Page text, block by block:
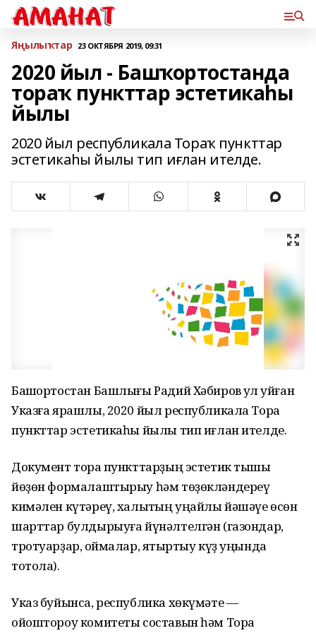
Яңылыҡтар 23 ОКТЯБРЯ 2019, 09:31
2020 йыл - Башҡортостанда
тораҡ пункттар эстетикаһы
йылы
2020 йыл республикала Тораҡ пункттар
эстетикаһы йылы тип иғлан ителде.
Башҡортостан Башлығы Радий Хәбиров ҡул ҡуйған
Указға ярашлы, 2020 йыл республикала Тораҡ
пункттар эстетикаһы йылы тип иғлан ителде.
Документ тораҡ пункттарҙың эстетик тышҡы
йөҙөн формалаштырыу һәм төҙөкләндереү
кимәлен күтәреү, халыҡтың уңайлы йәшәүе өсөн
шарттар булдырыуға йүнәлтелгән (газондар,
тротуарҙар, ҡоймалар, яҡтыртыу күҙ уңында
тотола).
Указ буйынса, республика хөкүмәте —
ойоштороу комитеты составын һәм Тораҡ